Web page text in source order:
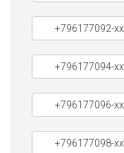
+796177092-xx
+796177094-xx
+796177096-xx
+796177098-xx